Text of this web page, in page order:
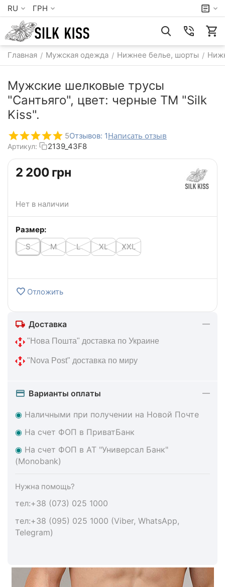
RU ГРН
Главная / Мужская одежда / Нижнее белье, шорты /
Мужские шелковые трусы
"Сантьяго", цвет: черные TM "Silk
Kiss".
5Отзывов: 1Написать отзыв
Артикул: 2139_43F8
‍2 200‍ грн
Нет в наличии
Размер:
S
M L XL XXL
Отложить
Доставка
"Нова Пошта" доставка по Украине
"Nova Post" доставка по миру
Варианты оплаты
◉ Наличными при получении на Новой Почте
◉ На счет ФОП в ПриватБанк
◉ На счет ФОП в АТ "Универсал Банк"
(Monobank)
Нужна помощь?
тел:+38 (073) 025 1000
тел:+38 (095) 025 1000 (Viber, WhatsApp,
Telegram)